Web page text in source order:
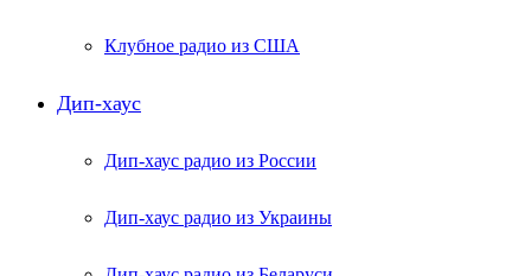
Клубное радио из США
Дип-хаус
Дип-хаус радио из России
Дип-хаус радио из Украины